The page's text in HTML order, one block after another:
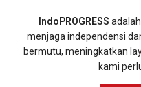
IndoPROGRESS
menjaga independensi
bermutu, meningkatkan
kami